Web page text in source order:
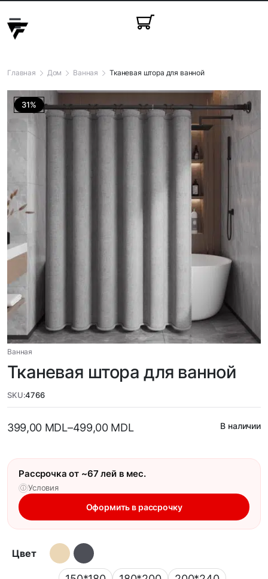
Главная Дом Ванная Тканевая штора для ванной
31%
Ванная
Тканевая штора для ванной
SKU:4766
399,00 MDL–499,00 MDL В наличии
Рассрочка от ~67 лей в мес.
ⓘ Условия
Оформить в рассрочку
Цвет